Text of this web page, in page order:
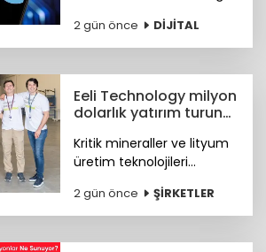
44,5 milyona ulaştığını
bildirdi.
2 gün önce DİJİTAL
Eeli Technology milyon
dolarlık yatırım turunu
Kritik mineraller ve lityum
üretim teknolojileri
toplam 2 milyon dolar
tutarındaki tohum öncesi
2 gün önce ŞİRKETLER